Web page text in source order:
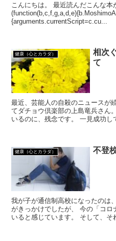
こんにちは。 最近読んだこんな本
{arguments.currentScript=c.cu...
健康（心とカラダ）
相次
て
最近、芸能人の自殺のニュースが続きました。
てダチョウ倶楽部の上島竜兵さん。 お二人とも芸能界で活躍されて
いるのに、残念です。 一見成功してるように見える方でも、悩まれ
健康（心とカラダ） 不登
我が子が通信制高校になったのは、 前の高校に通えなくなった
がきっかけでしたが、 今の「コロナ禍」に少なからず影響を受けて
いると感じています。 そして、それは当然我が子だけではなく、本